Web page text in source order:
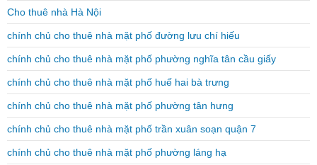
Cho thuê nhà Hà Nội
chính chủ cho thuê nhà mặt phố đường lưu chí hiếu
chính chủ cho thuê nhà mặt phố phường nghĩa tân cầu giấy
chính chủ cho thuê nhà mặt phố huế hai bà trưng
chính chủ cho thuê nhà mặt phố phường tân hưng
chính chủ cho thuê nhà mặt phố trần xuân soạn quận 7
chính chủ cho thuê nhà mặt phố phường láng hạ